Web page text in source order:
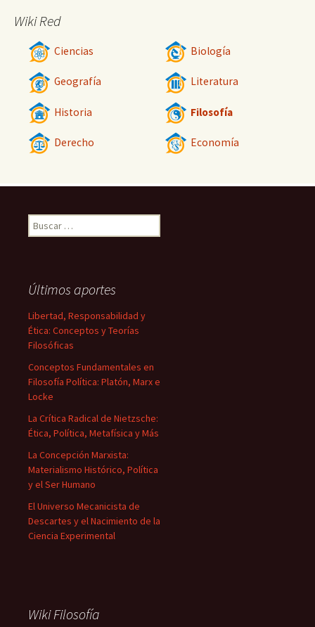
Wiki Red
Ciencias Biología
Geografía Literatura
Historia Filosofía
Derecho Economía
Buscar:
Últimos aportes
Libertad, Responsabilidad y
Ética: Conceptos y Teorías
Filosóficas
Conceptos Fundamentales en
Filosofía Política: Platón, Marx e
Locke
La Crítica Radical de Nietzsche:
Ética, Política, Metafísica y Más
La Concepción Marxista:
Materialismo Histórico, Política
y el Ser Humano
El Universo Mecanicista de
Descartes y el Nacimiento de la
Ciencia Experimental
Wiki Filosofía